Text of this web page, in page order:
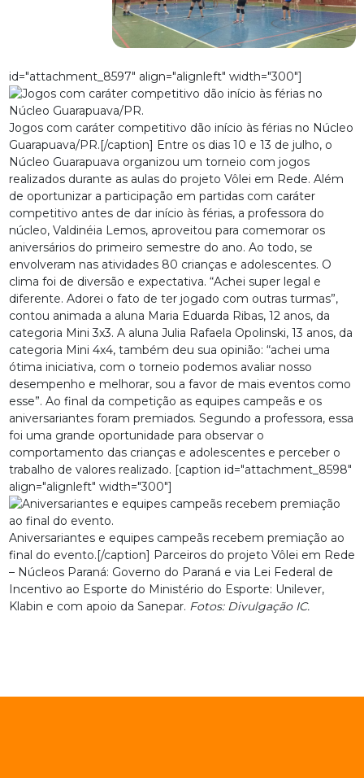
id="attachment_8597" align="alignleft" width="300"]
Jogos com caráter competitivo dão início às férias no Núcleo
Guarapuava/PR.[/caption] Entre os dias 10 e 13 de julho, o
Núcleo Guarapuava organizou um torneio com jogos
realizados durante as aulas do projeto Vôlei em Rede. Além
de oportunizar a participação em partidas com caráter
competitivo antes de dar início às férias, a professora do
núcleo, Valdinéia Lemos, aproveitou para comemorar os
aniversários do primeiro semestre do ano. Ao todo, se
envolveram nas atividades 80 crianças e adolescentes. O
clima foi de diversão e expectativa. “Achei super legal e
diferente. Adorei o fato de ter jogado com outras turmas”,
contou animada a aluna Maria Eduarda Ribas, 12 anos, da
categoria Mini 3x3. A aluna Julia Rafaela Opolinski, 13 anos, da
categoria Mini 4x4, também deu sua opinião: “achei uma
ótima iniciativa, com o torneio podemos avaliar nosso
desempenho e melhorar, sou a favor de mais eventos como
esse”. Ao final da competição as equipes campeãs e os
aniversariantes foram premiados. Segundo a professora, essa
foi uma grande oportunidade para observar o
comportamento das crianças e adolescentes e perceber o
trabalho de valores realizado. [caption id="attachment_8598"
align="alignleft" width="300"]
Aniversariantes e equipes campeãs recebem premiação ao
final do evento.[/caption] Parceiros do projeto Vôlei em Rede
– Núcleos Paraná: Governo do Paraná e via Lei Federal de
Incentivo ao Esporte do Ministério do Esporte: Unilever,
Klabin e com apoio da Sanepar. Fotos: Divulgação IC.